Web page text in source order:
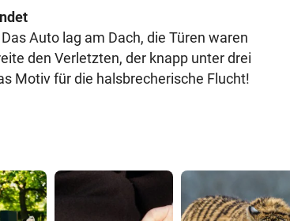
Auto lag am Dach, die Türen waren
den Verletzten, der knapp unter drei
Motiv für die halsbrecherische Flucht!